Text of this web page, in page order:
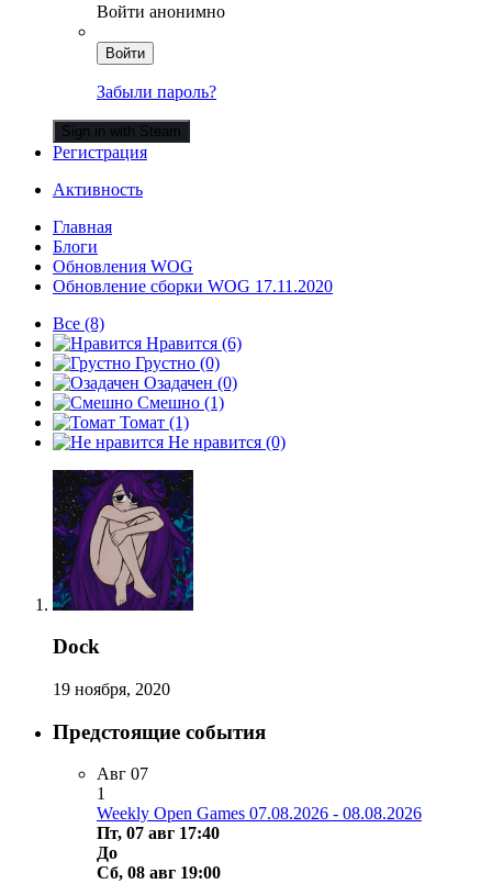
Войти анонимно
Войти
Забыли пароль?
Sign in with Steam
Регистрация
Активность
Главная
Блоги
Обновления WOG
Обновление сборки WOG 17.11.2020
Все (8)
Нравится (6)
Грустно (0)
Озадачен (0)
Смешно (1)
Томат (1)
Не нравится (0)
Dock
19 ноября, 2020
Предстоящие события
Авг 07
1
Weekly Open Games 07.08.2026 - 08.08.2026
Пт, 07 авг 17:40
До
Сб, 08 авг 19:00